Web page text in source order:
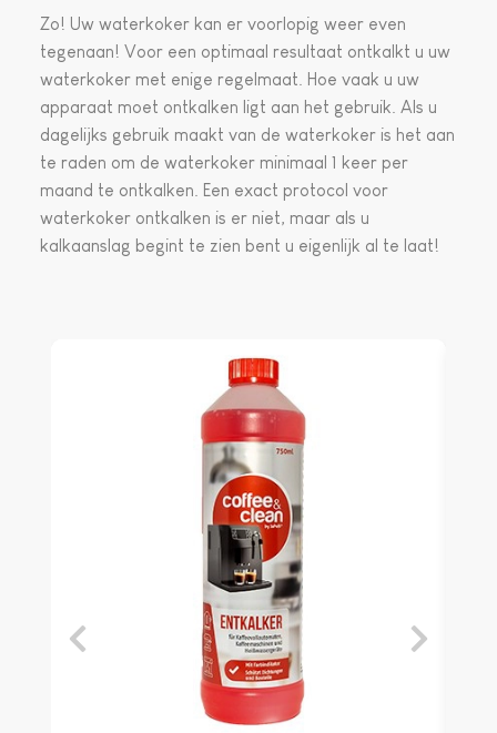
Zo! Uw waterkoker kan er voorlopig weer even
tegenaan! Voor een optimaal resultaat ontkalkt u uw
waterkoker met enige regelmaat. Hoe vaak u uw
apparaat moet ontkalken ligt aan het gebruik. Als u
dagelijks gebruik maakt van de waterkoker is het aan
te raden om de waterkoker minimaal 1 keer per
maand te ontkalken. Een exact protocol voor
waterkoker ontkalken is er niet, maar als u
kalkaanslag begint te zien bent u eigenlijk al te laat!